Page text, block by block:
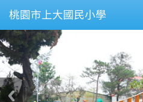
桃園市上大國民小學